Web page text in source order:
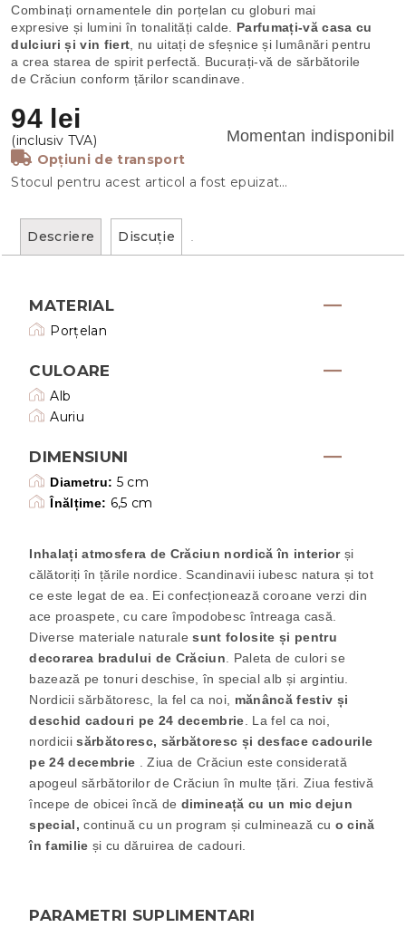
94 lei
Momentan indisponibil
Opțiuni de transport
Stocul pentru acest articol a fost epuizat…
Combinați ornamentele din porțelan cu globuri mai
expresive și lumini în tonalități calde. Parfumați-vă casa cu
dulciuri și vin fiert , nu uitați de sfeșnice și lumânări pentru
a crea starea de spirit perfectă. Bucurați-vă de sărbătorile
de Crăciun conform țărilor scandinave.
Descriere Discuţie
MATERIAL
Porțelan
CULOARE
Alb
Auriu
DIMENSIUNI
Diametru: 5 cm
Înălțime: 6,5 cm
Inhalați atmosfera de Crăciun nordică în interiorși
călătoriți în țările nordice. Scandinavii iubesc natura și tot
ce este legat de ea. Ei confecționează coroane verzi din
ace proaspete, cu care împodobesc întreaga casă.
Diverse materiale naturalesunt folosite și pentru
decorarea bradului de Crăciun . Paleta de culori se
bazează pe tonuri deschise, în special alb și argintiu.
Nordicii sărbătoresc, la fel ca noi, mănâncă festiv și
deschid cadouri pe 24 decembrie . La fel ca noi,
nordiciisărbătoresc, sărbătoresc și desface cadourile
pe 24 decembrie . Ziua de Crăciun este considerată
apogeul sărbătorilor de Crăciun în multe țări. Ziua festivă
începe de obicei încă de dimineață cu un mic dejun
special, continuă cu un program și culminează cu o cină
în familie și cu dăruirea de cadouri.
PARAMETRI SUPLIMENTARI